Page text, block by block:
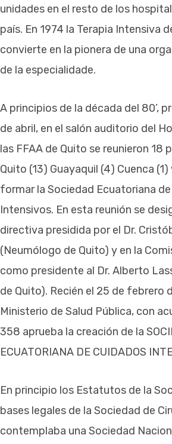
unidades en el resto de los
país. En 1974 la Terapia Intensiva
convierte en la pionera de una
de la especialidade.
A principios de la década del 80’,
de abril, en el salón auditorio del
las FFAA de Quito se reunieron 18
Quito (13) Guayaquil (4) Cuenca
formar la Sociedad Ecuatoriana
Intensivos. En esta reunión se
directiva presidida por el Dr.
(Neumólogo de Quito) y en la
como presidente al Dr. Alberto
de Quito). Recién el 25 de febrero
Ministerio de Salud Pública, con
358 aprueba la creación de la
ECUATORIANA DE CUIDADOS
En principio los Estatutos de la
bases legales de la Sociedad de
contemplaba una Sociedad